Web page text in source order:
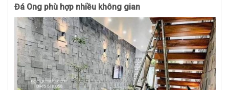
Đá Ong phù hợp nhiều không gian